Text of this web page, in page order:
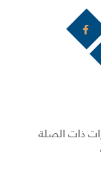
ذات الصلة